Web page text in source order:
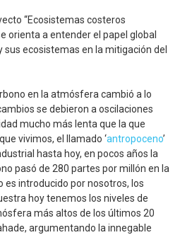
“Ecosistemas costeros
orienta a entender el papel global
sus ecosistemas en la mitigación del
en la atmósfera cambió a lo
se debieron a oscilaciones
mucho más lenta que la que
vivimos, el llamado ‘antropoceno’
hasta hoy, en pocos años la
pasó de 280 partes por millón en la
es introducido por nosotros, los
hoy tenemos los niveles de
más altos de los últimos 20
argumentando la innegable